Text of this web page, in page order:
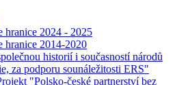
hranice 2024 - 2025
hranice 2014-2020
historií i současností národů
za podporu sounáležitosti ERS"
"Polsko-české partnerství bez